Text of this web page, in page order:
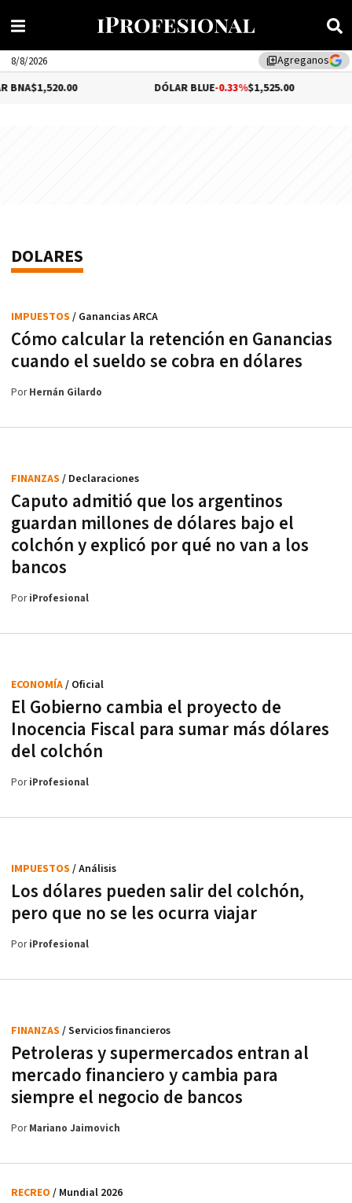
library_addAgreganos
8/8/2026
DÓLAR BLUE-0.33%$1,525.00
DOLARES
Cómo calcular la retención en Ganancias
cuando el sueldo se cobra en dólares
IMPUESTOS / Ganancias ARCA
PorHernán Gilardo
Caputo admitió que los argentinos
guardan millones de dólares bajo el
colchón y explicó por qué no van a los
bancos
FINANZAS / Declaraciones
PoriProfesional
El Gobierno cambia el proyecto de
Inocencia Fiscal para sumar más dólares
del colchón
ECONOMÍA/ Oficial
PoriProfesional
Los dólares pueden salir del colchón,
pero que no se les ocurra viajar
IMPUESTOS / Análisis
PoriProfesional
Petroleras y supermercados entran al
mercado financiero y cambia para
siempre el negocio de bancos
FINANZAS / Servicios financieros
PorMariano Jaimovich
RECREO / Mundial 2026